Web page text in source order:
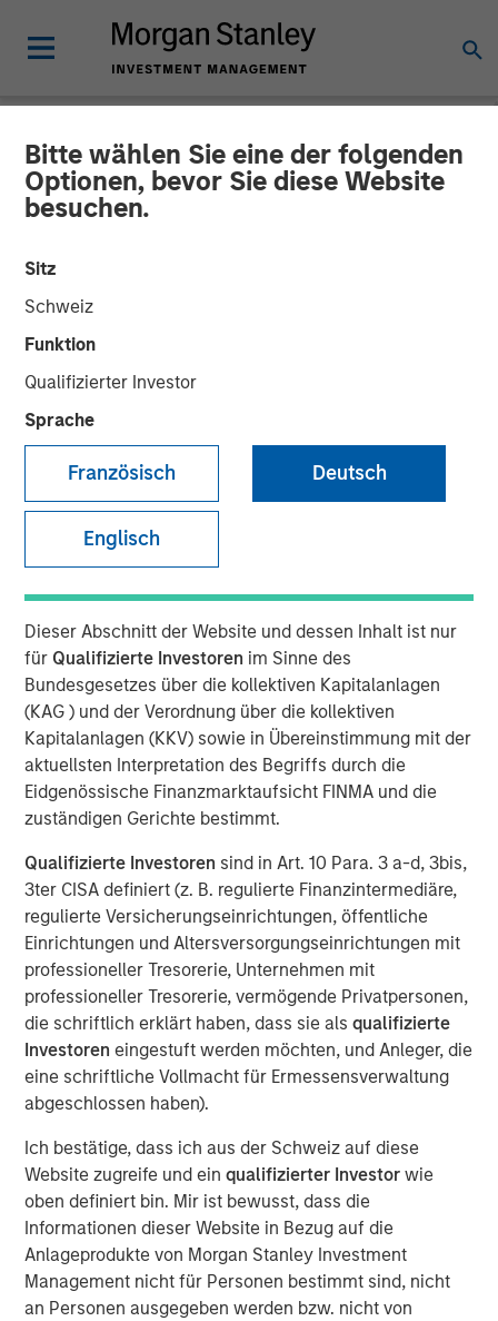
Bitte wählen Sie eine der folgenden
Optionen, bevor Sie diese Website
besuchen.
Sitz
Schweiz
Funktion
Qualifizierter Investor
Sprache
Französisch Deutsch
Englisch
Dieser Abschnitt der Website und dessen Inhalt ist nur
für Qualifizierte Investoren im Sinne des
Bundesgesetzes über die kollektiven Kapitalanlagen
(KAG ) und der Verordnung über die kollektiven
Kapitalanlagen (KKV) sowie in Übereinstimmung mit der
aktuellsten Interpretation des Begriffs durch die
Eidgenössische Finanzmarktaufsicht FINMA und die
zuständigen Gerichte bestimmt.
Qualifizierte Investoren sind in Art. 10 Para. 3 a-d, 3bis,
3ter CISA definiert (z. B. regulierte Finanzintermediäre,
regulierte Versicherungseinrichtungen, öffentliche
Einrichtungen und Altersversorgungseinrichtungen mit
professioneller Tresorerie, Unternehmen mit
professioneller Tresorerie, vermögende Privatpersonen,
die schriftlich erklärt haben, dass sie alsqualifizierte
Investoren eingestuft werden möchten, und Anleger, die
eine schriftliche Vollmacht für Ermessensverwaltung
abgeschlossen haben).
Ich bestätige, dass ich aus der Schweiz auf diese
Website zugreife und ein qualifizierter Investor wie
oben definiert bin. Mir ist bewusst, dass die
Informationen dieser Website in Bezug auf die
Anlageprodukte von Morgan Stanley Investment
Management nicht für Personen bestimmt sind, nicht
an Personen ausgegeben werden bzw. nicht von
INSIGHTS
Introducing the Morgan
Stanley Private Markets
ELTIF
30 NOVEMBER 2025
Steven Turner, CFA
Managing Director
Play
Video
Portfolio Solutions Group
The Portfolio Solutions Group is a comprehensive multi-
asset business, with activity across all asset strategies
and types (traditional and alternative), through solutions
that span fully liquid (public assets), comprehensive
(public and private assets) and fully private portfolios.
Offerings are delivered via a managed portfolio or model,
in discretionary or advisory format.
Ähnliche Einblicke
QUARTERLY
Private Markets Perspectives Q2 Webinar
QUARTERLY